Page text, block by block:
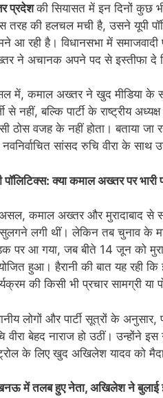
प्रदेशकी सियासत में इन दिनों कुछ
तरह की हलचल मची है, उसने यूपी
आ रही है। विधानसभा में
ने अचानक अपने पद से इस्तीफा दे
में, कमाल अख्तर ने खुद मीडिया के
से नहीं, बल्कि पार्टी के राष्ट्रीय
ठोस वजह के नहीं होता। बताया जा
सांसद रुचि वीरा के
पॉलिटिक्स: क्या कमाल अख्तर पर भारी
कमाल अख्तर और मुरादाबाद से
लगी थीं। लेकिन तब चुनाव के
पर आ गया, जब बीते 14 जून को
हुआ। हैरानी की बात यह रही कि
की किसी भी प्रचार सामग्री
लोगों और पार्टी सूत्रों के
वीरा बेहद नाराज हो उठीं। उन्होंने
के लिए खुद अखिलेश यादव को
में तलब हुए नेता, अखिलेश ने बुलाई